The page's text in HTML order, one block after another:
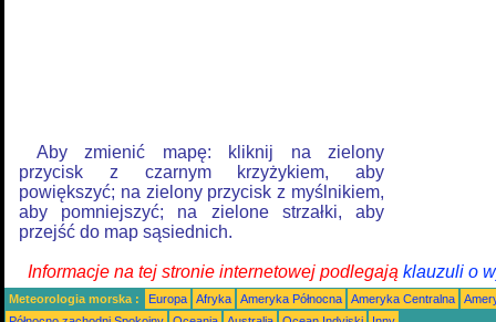
Aby zmienić mapę: kliknij na zielony
przycisk z czarnym krzyżykiem, aby
powiększyć; na zielony przycisk z myślnikiem,
aby pomniejszyć; na zielone strzałki, aby
przejść do map sąsiednich.
Informacje na tej stronie internetowej podlegają klauzuli o
Meteorologia morska : Europa Afryka Ameryka Północna Ameryka Centralna